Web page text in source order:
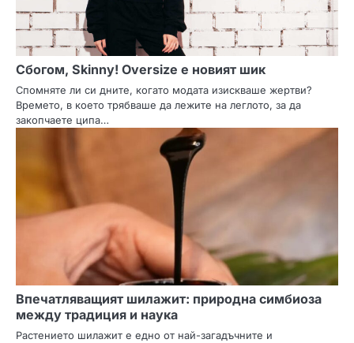
Сбогом, Skinny! Oversize е новият шик
Спомняте ли си дните, когато модата изискваше жертви?
Времето, в което трябваше да лежите на леглото, за да
закопчаете ципа…
Впечатляващият шилажит: природна симбиоза
между традиция и наука
Растението шилажит е едно от най-загадъчните и